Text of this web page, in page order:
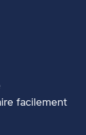
facilement